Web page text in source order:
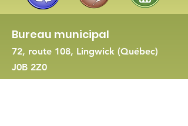
Bureau municipal
72, route 108, Lingwick (Québec)
J0B 2Z0
819 560-8422-Nous joindre